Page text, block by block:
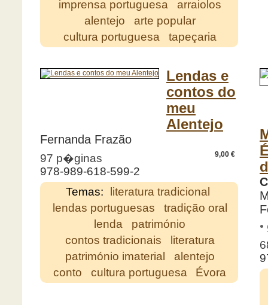
imprensa portuguesa
arraiolos
alentejo
arte popular
cultura portuguesa
tapeçaria
Lendas e
contos do
meu
Alentejo
Fernanda Frazão
9,00 €
97 p�ginas
978-989-618-599-2
Temas:
literatura tradicional
lendas portuguesas
tradição oral
lenda
património
contos tradicionais
literatura
património imaterial
alentejo
conto
cultura portuguesa Évora
•